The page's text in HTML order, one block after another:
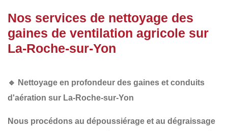
Nos services de nettoyage des
gaines de ventilation agricole sur
La-Roche-sur-Yon
🔹 Nettoyage en profondeur des gaines et conduits
d'aération sur La-Roche-sur-Yon
Nous procédons au dépoussiérage et au dégraissage